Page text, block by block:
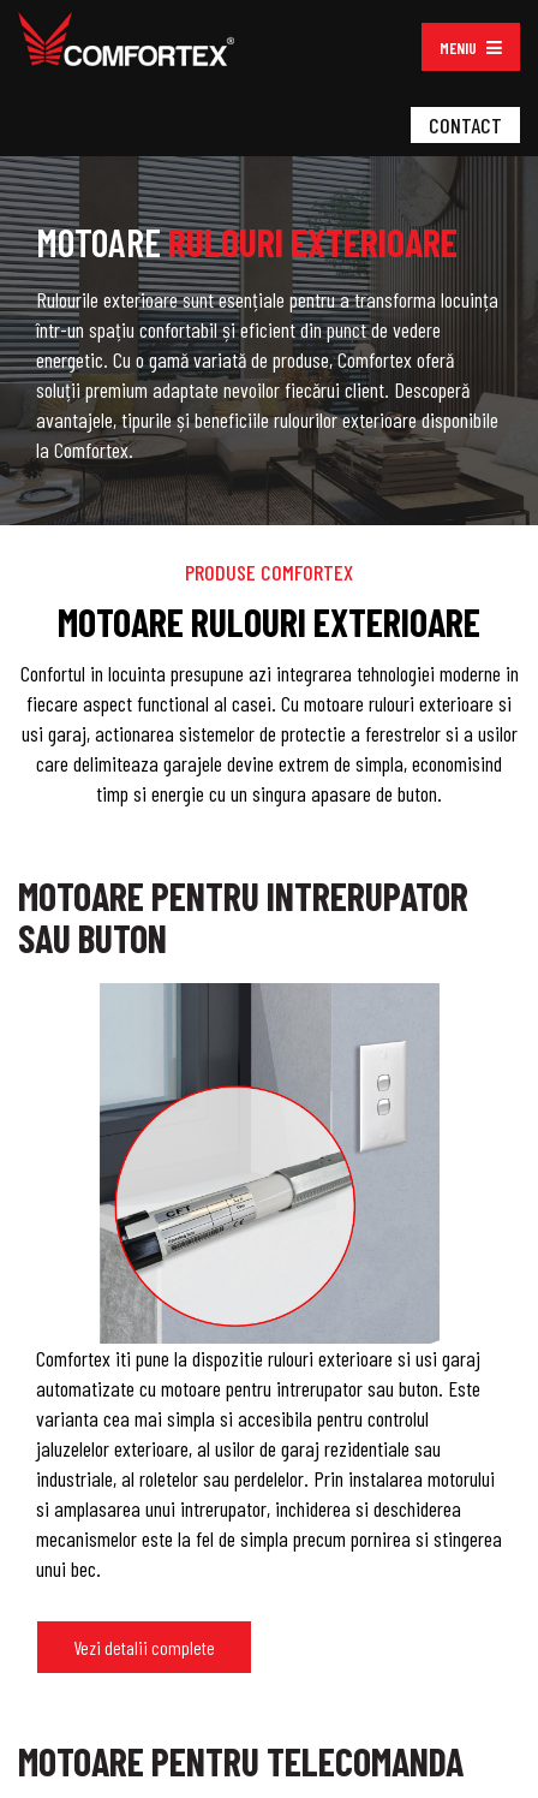
MENIU
CONTACT
MOTOARERULOURI EXTERIOARE
Rulourile exterioare sunt esențiale pentru a transforma locuința
într-un spațiu confortabil și eficient din punct de vedere
energetic. Cu o gamă variată de produse, Comfortex oferă
soluții premium adaptate nevoilor fiecărui client. Descoperă
avantajele, tipurile și beneficiile rulourilor exterioare disponibile
la Comfortex.
PRODUSE COMFORTEX
MOTOARE RULOURI EXTERIOARE
Confortul in locuinta presupune azi integrarea tehnologiei moderne in
fiecare aspect functional al casei. Cu motoare rulouri exterioare si
usi garaj, actionarea sistemelor de protectie a ferestrelor si a usilor
care delimiteaza garajele devine extrem de simpla, economisind
timp si energie cu un singura apasare de buton.
Comfortex iti pune la dispozitie rulouri exterioare si usi garaj
automatizate cu motoare pentru intrerupator sau buton. Este
varianta cea mai simpla si accesibila pentru controlul
jaluzelelor exterioare, al usilor de garaj rezidentiale sau
industriale, al roletelor sau perdelelor. Prin instalarea motorului
si amplasarea unui intrerupator, inchiderea si deschiderea
mecanismelor este la fel de simpla precum pornirea si stingerea
unui bec.
Vezi detalii complete
MOTOARE PENTRU INTRERUPATOR
SAU BUTON
MOTOARE PENTRU TELECOMANDA